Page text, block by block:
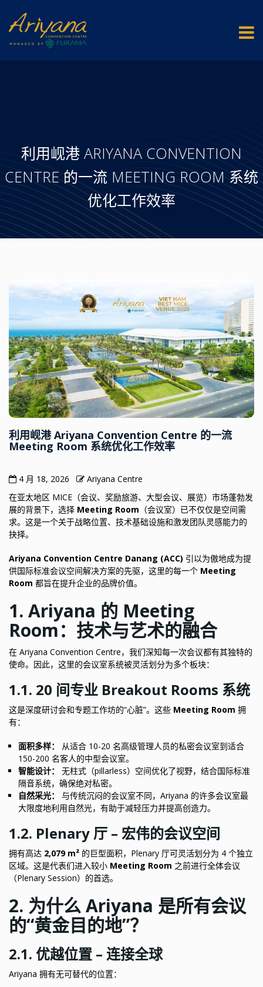
利用岘港 ARIYANA CONVENTION
CENTRE 的一流 MEETING ROOM 系统
优化工作效率
利用岘港 Ariyana Convention Centre 的一流
Meeting Room 系统优化工作效率
4 月 18, 2026
Ariyana Centre
在亚太地区 MICE（会议、奖励旅游、大型会议、展览）市场蓬勃发
展的背景下，选择 Meeting Room （会议室）已不仅仅是空间需
求。这是一个关于战略位置、技术基础设施和激发团队灵感能力的
抉择。
Ariyana Convention Centre Danang (ACC) 引以为傲地成为提
供国际标准会议空间解决方案的先驱，这里的每一个 Meeting
Room 都旨在提升企业的品牌价值。
1. Ariyana 的 Meeting
Room：技术与艺术的融合
在 Ariyana Convention Centre，我们深知每一次会议都有其独特的
使命。因此，这里的会议室系统被灵活划分为多个板块：
1.1. 20 间专业 Breakout Rooms 系统
这是深度研讨会和专题工作坊的“心脏”。这些 Meeting Room 拥
有：
面积多样：
从适合 10-20 名高级管理人员的私密会议室到适合
150-200 名客人的中型会议室。
智能设计：
无柱式（pillarless）空间优化了视野，结合国际标准
隔音系统，确保绝对私密。
自然采光：
与传统沉闷的会议室不同，Ariyana 的许多会议室最
大限度地利用自然光，有助于减轻压力并提高创造力。
1.2. Plenary 厅 – 宏伟的会议空间
拥有高达 2,079 m² 的巨型面积，Plenary 厅可灵活划分为 4 个独立
区域。这是代表们进入较小 Meeting Room 之前进行全体会议
（Plenary Session）的首选。
2. 为什么 Ariyana 是所有会议
的“黄金目的地”？
2.1. 优越位置 – 连接全球
Ariyana 拥有无可替代的位置：